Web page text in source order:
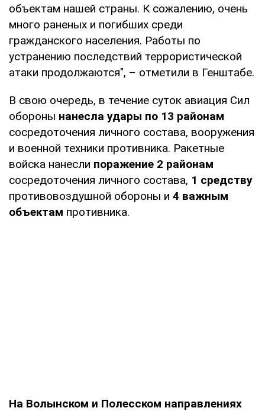
объектам нашей страны. К сожалению, очень
много раненых и погибших среди
гражданского населения. Работы по
устранению последствий террористической
атаки продолжаются", – отметили в Генштабе.
В свою очередь, в течение суток авиация Сил
обороны нанесла удары по 13 районам
сосредоточения личного состава, вооружения
и военной техники противника. Ракетные
войска нанесли поражение 2 районам
сосредоточения личного состава, 1 средству
противовоздушной обороны и 4 важным
объектам противника.
На Волынском и Полесском направлениях